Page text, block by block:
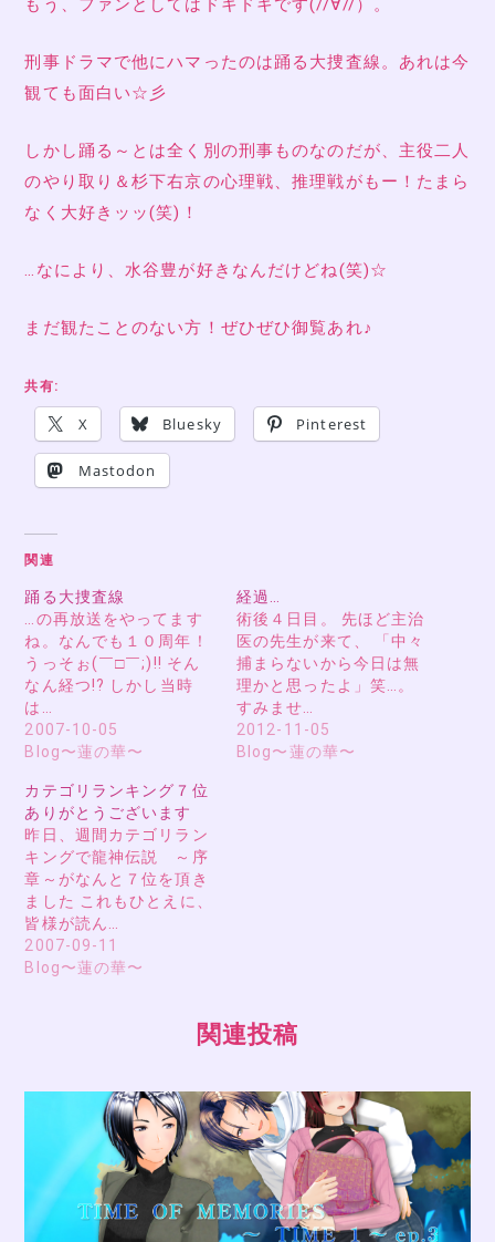
もう、ファンとしてはドキドキです(//∀//）。
刑事ドラマで他にハマったのは踊る大捜査線。あれは今
観ても面白い☆彡
しかし踊る～とは全く別の刑事ものなのだが、主役二人
のやり取り＆杉下右京の心理戦、推理戦がもー！たまら
なく大好きッッ(笑)！
…なにより、水谷豊が好きなんだけどね(笑)☆
まだ観たことのない方！ぜひぜひ御覧あれ♪
共有:
X Bluesky Pinterest
Mastodon
関連
踊る大捜査線
…の再放送をやってます
ね。なんでも１０周年！
うっそぉ(￣□￣;)!! そん
なん経つ!? しかし当時
は…
2007-10-05
Blog〜蓮の華〜
経過…
術後４日目。 先ほど主治
医の先生が来て、 「中々
捕まらないから今日は無
理かと思ったよ」笑…。
すみませ…
2012-11-05
Blog〜蓮の華〜
カテゴリランキング７位
ありがとうございます
昨日、週間カテゴリラン
キングで龍神伝説 ～序
章～がなんと７位を頂き
ました これもひとえに、
皆様が読ん…
2007-09-11
Blog〜蓮の華〜
関連投稿